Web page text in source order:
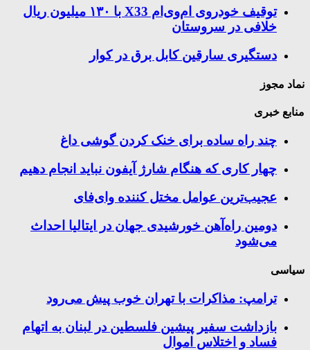
توقیف خودروی ام‌وی‌ام X33 با ۱۳۰ میلیون ریال
خلافی در سروستان
دستگیری سارقین کابل برق در کوار
نماد مجوز
منابع خبری
چند راه‌ ساده برای خنک کردن گوشی داغ
چهار کاری که هنگام شارژ آیفون نباید انجام دهیم
عجیب‌ترین عوامل مختل کننده وای‌فای
دومین راه‌آهن خورشیدی جهان در ایتالیا احداث
می‌شود
سیاسی
ترامپ: مذاکرات با تهران خوب پیش می‌رود
بازداشت سفیر پیشین فلسطین در لبنان به اتهام
فساد و اختلاس اموال